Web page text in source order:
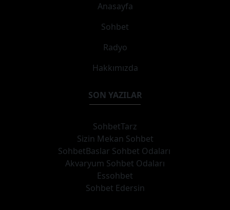
Anasayfa
Sohbet
Radyo
Hakkımızda
SON YAZILAR
SohbetTarz
Sizin Mekan Sohbet
SohbetBaslar Sohbet Odaları
Akvaryum Sohbet Odaları
Essohbet
Sohbet Edersin